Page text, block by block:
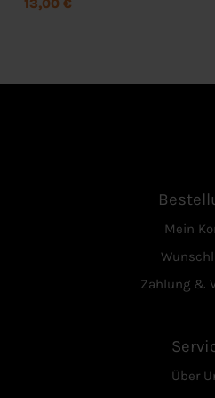
13,00 €
Mein
Zahlung &
Über